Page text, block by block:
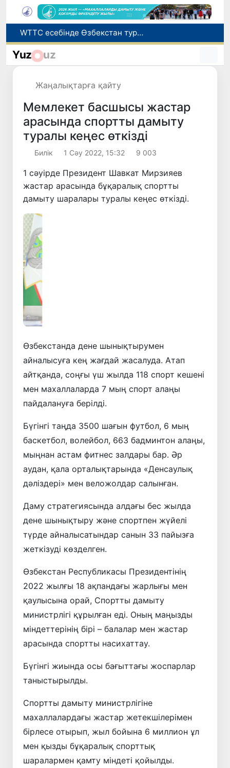
Мүмкіндігі шектеулі талапкерлерге қабылдау емтихандарында қосымша уақыт беріледі
Беларусьтен Өзбекстанға екінші тікелей жүк пойызы жөнелтілді
Yuz uz
Жаңалықтарға қайту
Мемлекет басшысы жастар
арасында спортты дамыту
туралы кеңес өткізді
Билік 1 Сәу 2022, 15:32 9 003
1 сәуірде Президент Шавкат Мирзияев
жастар арасында бұқаралық спортты
дамыту шаралары туралы кеңес өткізді.
Өзбекстанда дене шынықтырумен
айналысуға кең жағдай жасалуда. Атап
айтқанда, соңғы үш жылда 118 спорт кешені
мен махаллаларда 7 мың спорт алаңы
пайдалануға берілді.
Бүгінгі таңда 3500 шағын футбол, 6 мың
баскетбол, волейбол, 663 бадминтон алаңы,
мыңнан астам фитнес залдары бар. Әр
аудан, қала орталықтарында «Денсаулық
дәліздері» мен веложолдар салынған.
Даму стратегиясында алдағы бес жылда
дене шынықтыру және спортпен жүйелі
түрде айналысатындар санын 33 пайызға
жеткізуді көзделген.
Өзбекстан Республикасы Президентінің
2022 жылғы 18 ақпандағы жарлығы мен
қаулысына орай, Спортты дамыту
министрлігі құрылған еді. Оның маңызды
міндеттерінің бірі – балалар мен жастар
арасында спортты насихаттау.
Бүгінгі жиында осы бағыттағы жоспарлар
таныстырылды.
Спортты дамыту министрлігіне
махаллалардағы жастар жетекшілерімен
бірлесе отырып, жыл бойына 6 миллион ұл
мен қызды бұқаралық спорттық
шаралармен қамту міндеті қойылды.